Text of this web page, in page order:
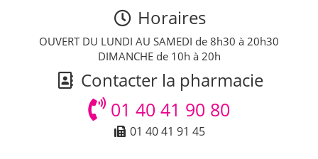
Horaires
OUVERT DU LUNDI AU SAMEDI de 8h30 à 20h30
DIMANCHE de 10h à 20h
Contacter la pharmacie
01 40 41 90 80
01 40 41 91 45